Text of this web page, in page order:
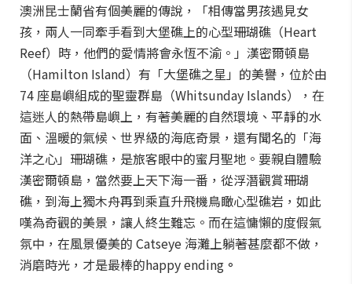
澳洲昆士蘭省有個美麗的傳說，「相傳當男孩遇見女
孩，兩人一同牽手看到大堡礁上的心型珊瑚礁（Heart
Reef）時，他們的愛情將會永恆不渝。」漢密爾頓島
（Hamilton Island）有「大堡礁之星」的美譽，位於由
74 座島嶼組成的聖靈群島（Whitsunday Islands），在
這迷人的熱帶島嶼上，有著美麗的自然環境、平靜的水
面、溫暖的氣候、世界級的海底奇景，還有聞名的「海
洋之心」珊瑚礁，是旅客眼中的蜜月聖地。要親自體驗
漢密爾頓島，當然要上天下海一番，從浮潛觀賞珊瑚
礁，到海上獨木舟再到乘直升飛機鳥瞰心型礁岩，如此
嘆為奇觀的美景，讓人終生難忘。而在這慵懶的度假氣
氛中，在風景優美的 Catseye 海灘上躺著甚麼都不做，
消磨時光，才是最棒的happy ending 。